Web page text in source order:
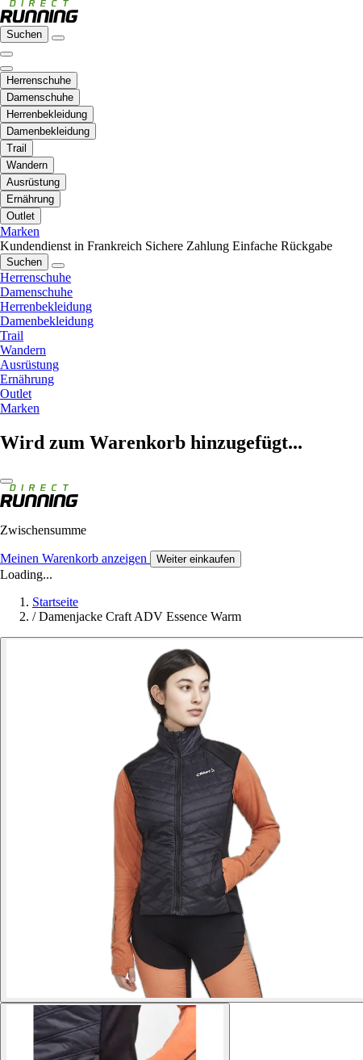
Suchen
Herrenschuhe
Damenschuhe
Herrenbekleidung
Damenbekleidung
Trail
Wandern
Ausrüstung
Ernährung
Outlet
Marken
Kundendienst in Frankreich Sichere Zahlung Einfache Rückgabe
Suchen
Herrenschuhe
Damenschuhe
Herrenbekleidung
Damenbekleidung
Trail
Wandern
Ausrüstung
Ernährung
Outlet
Marken
Wird zum Warenkorb hinzugefügt...
Zwischensumme
Meinen Warenkorb anzeigen Weiter einkaufen
Loading...
Startseite
/ Damenjacke Craft ADV Essence Warm